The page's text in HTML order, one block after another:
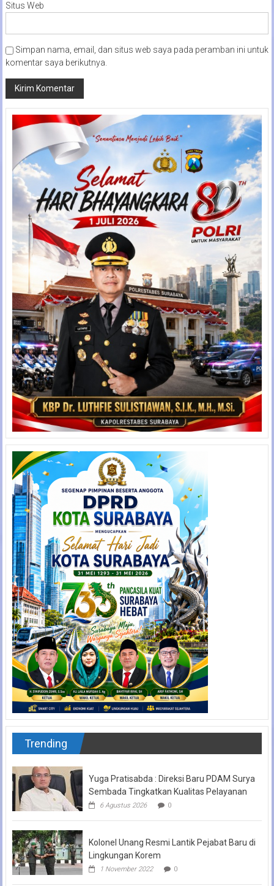
Situs Web
Simpan nama, email, dan situs web saya pada peramban ini untuk
komentar saya berikutnya.
Trending
Yuga Pratisabda : Direksi Baru PDAM Surya
Sembada Tingkatkan Kualitas Pelayanan
6 Agustus 2026 0
Kolonel Unang Resmi Lantik Pejabat Baru di
Lingkungan Korem
1 November 2022 0